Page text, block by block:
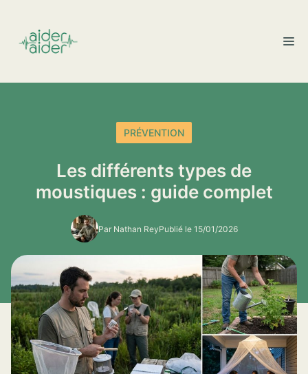
contenu
PRÉVENTION
Les différents types de
moustiques : guide complet
Par Nathan ReyPublié le 15/01/2026